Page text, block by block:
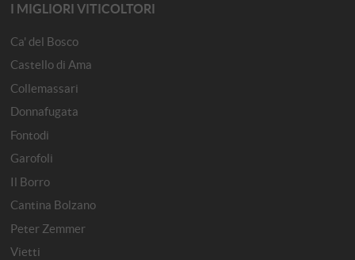
I MIGLIORI VITICOLTORI
Ca' del Bosco
Castello di Ama
Collemassari
Donnafugata
Fontodi
Garofoli
Il Borro
Cantina Bolzano
Peter Zemmer
Vietti